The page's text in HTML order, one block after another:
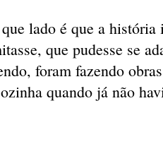
lado é que a
que pudesse se
foram fazendo
quando já não